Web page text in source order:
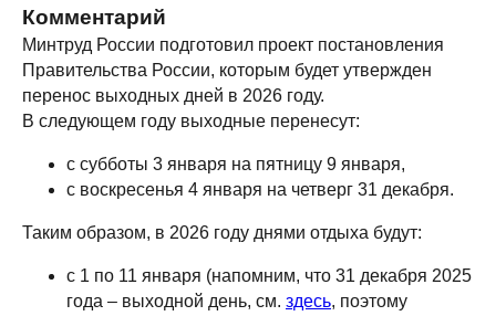
Комментарий
Минтруд России подготовил проект постановления
Правительства России, которым будет утвержден
перенос выходных дней в 2026 году.
В следующем году выходные перенесут:
с субботы 3 января на пятницу 9 января,
с воскресенья 4 января на четверг 31 декабря.
Таким образом, в 2026 году днями отдыха будут:
с 1 по 11 января (напомним, что 31 декабря 2025
года – выходной день, см. здесь, поэтому